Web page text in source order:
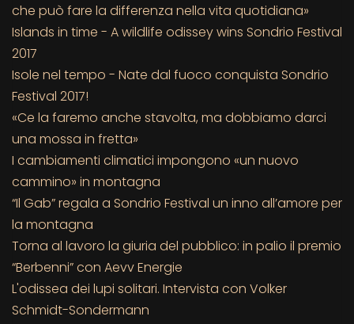
che può fare la differenza nella vita quotidiana»
Islands in time - A wildlife odissey wins Sondrio Festival
2017
Isole nel tempo - Nate dal fuoco conquista Sondrio
Festival 2017!
«Ce la faremo anche stavolta, ma dobbiamo darci
una mossa in fretta»
I cambiamenti climatici impongono «un nuovo
cammino» in montagna
“Il Gab” regala a Sondrio Festival un inno all’amore per
la montagna
Torna al lavoro la giuria del pubblico: in palio il premio
“Berbenni” con Aevv Energie
L'odissea dei lupi solitari. Intervista con Volker
Schmidt-Sondermann